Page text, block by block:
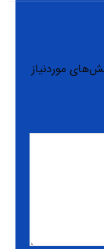
موردنیاز